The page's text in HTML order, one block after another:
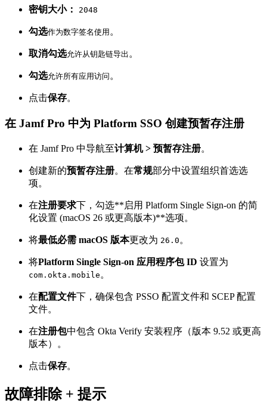
密钥大小： 2048
勾选作为数字签名使用 。
取消勾选允许从钥匙链导出 。
勾选允许所有应用访问 。
点击保存。
在 Jamf Pro 中为 Platform SSO 创建预暂存注册
在 Jamf Pro 中导航至计算机 > 预暂存注册。
创建新的预暂存注册。在常规部分中设置组织首选选
项。
在注册要求下，勾选**启用 Platform Single Sign-on 的简
化设置 (macOS 26 或更高版本)**选项。
将最低必需 macOS 版本更改为 26.0 。
将Platform Single Sign-on 应用程序包 ID 设置为
com.okta.mobile 。
在配置文件下，确保包含 PSSO 配置文件和 SCEP 配置
文件。
在注册包中包含 Okta Verify 安装程序（版本 9.52 或更高
版本）。
点击保存。
故障排除 + 提示